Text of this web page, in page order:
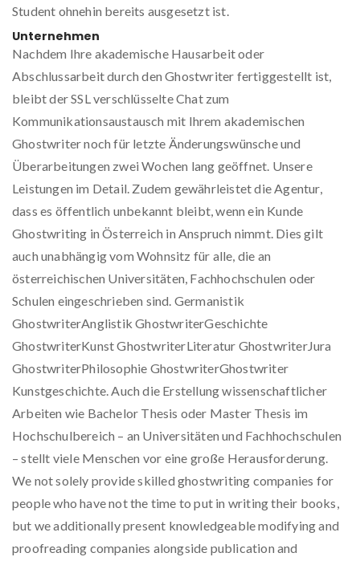
Student ohnehin bereits ausgesetzt ist.
Unternehmen
Nachdem Ihre akademische Hausarbeit oder
Abschlussarbeit durch den Ghostwriter fertiggestellt ist,
bleibt der SSL verschlüsselte Chat zum
Kommunikationsaustausch mit Ihrem akademischen
Ghostwriter noch für letzte Änderungswünsche und
Überarbeitungen zwei Wochen lang geöffnet. Unsere
Leistungen im Detail. Zudem gewährleistet die Agentur,
dass es öffentlich unbekannt bleibt, wenn ein Kunde
Ghostwriting in Österreich in Anspruch nimmt. Dies gilt
auch unabhängig vom Wohnsitz für alle, die an
österreichischen Universitäten, Fachhochschulen oder
Schulen eingeschrieben sind. Germanistik
GhostwriterAnglistik GhostwriterGeschichte
GhostwriterKunst GhostwriterLiteratur GhostwriterJura
GhostwriterPhilosophie GhostwriterGhostwriter
Kunstgeschichte. Auch die Erstellung wissenschaftlicher
Arbeiten wie Bachelor Thesis oder Master Thesis im
Hochschulbereich – an Universitäten und Fachhochschulen
– stellt viele Menschen vor eine große Herausforderung.
We not solely provide skilled ghostwriting companies for
people who have not the time to put in writing their books,
but we additionally present knowledgeable modifying and
proofreading companies alongside publication and